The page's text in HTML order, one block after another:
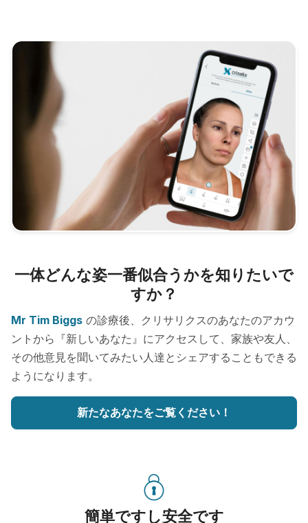
一体どんな姿一番似合うかを知りたいで
すか？
Mr Tim Biggs の診療後、クリサリクスのあなたのアカウ
ントから『新しいあなた』にアクセスして、家族や友人、
その他意見を聞いてみたい人達とシェアすることもできる
ようになります。
新たなあなたをご覧ください！
簡単ですし安全です